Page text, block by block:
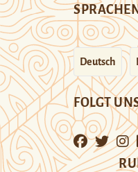
Deutsch
FOLGT